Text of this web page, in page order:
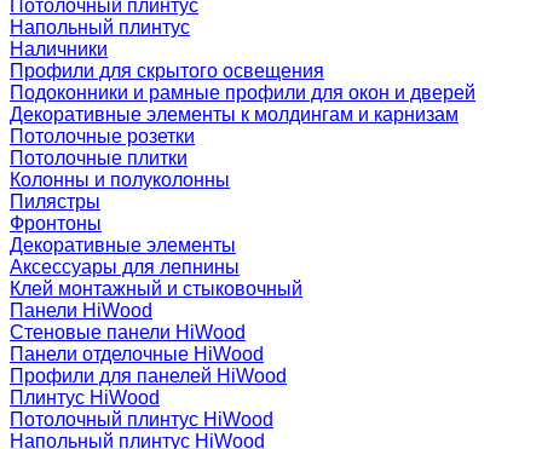
Потолочный плинтус
Напольный плинтус
Наличники
Профили для скрытого освещения
Подоконники и рамные профили для окон и дверей
Декоративные элементы к молдингам и карнизам
Потолочные розетки
Потолочные плитки
Колонны и полуколонны
Пилястры
Фронтоны
Декоративные элементы
Аксессуары для лепнины
Клей монтажный и стыковочный
Панели HiWood
Стеновые панели HiWood
Панели отделочные HiWood
Профили для панелей HiWood
Плинтус HiWood
Потолочный плинтус HiWood
Напольный плинтус HiWood